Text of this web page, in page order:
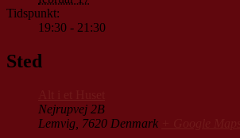
Tidspunkt:
19:30 - 21:30
Sted
Nejrupvej 2B
Lemvig 7620 Denmark